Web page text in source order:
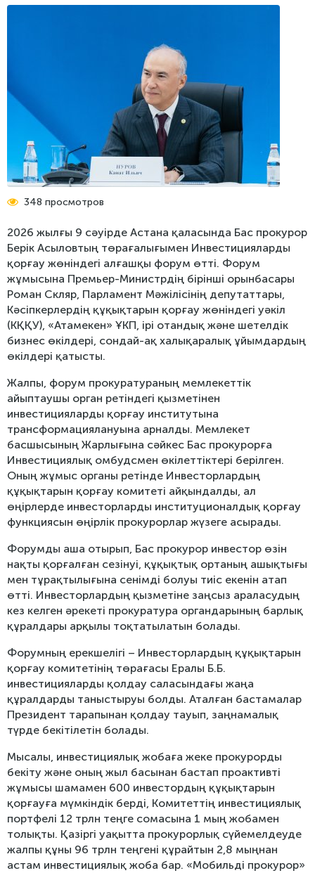
Түйткілдер тізілімі
Халықаралық жаңалықтар
Баяндамалар
Инфографика
348 просмотров
2026 жылғы 9 сәуірде Астана қаласында Бас прокурор
Берік Асыловтың төрағалығымен Инвестицияларды
қорғау жөніндегі алғашқы форум өтті. Форум
жұмысына Премьер-Министрдің бірінші орынбасары
Роман Скляр, Парламент Мәжілісінің депутаттары,
Кәсіпкерлердің құқықтарын қорғау жөніндегі уәкіл
(КҚҚУ), «Атамекен» ҰКП, ірі отандық және шетелдік
бизнес өкілдері, сондай-ақ халықаралық ұйымдардың
өкілдері қатысты.
Жалпы, форум прокуратураның мемлекеттік
айыптаушы орган ретіндегі қызметінен
инвестицияларды қорғау институтына
трансформациялануына арналды. Мемлекет
басшысының Жарлығына сәйкес Бас прокурорға
Инвестициялық омбудсмен өкілеттіктері берілген.
Оның жұмыс органы ретінде Инвесторлардың
құқықтарын қорғау комитеті айқындалды, ал
өңірлерде инвесторларды институционалдық қорғау
функциясын өңірлік прокурорлар жүзеге асырады.
Форумды аша отырып, Бас прокурор инвестор өзін
нақты қорғалған сезінуі, құқықтық ортаның ашықтығы
мен тұрақтылығына сенімді болуы тиіс екенін атап
өтті. Инвесторлардың қызметіне заңсыз араласудың
кез келген әрекеті прокуратура органдарының барлық
құралдары арқылы тоқтатылатын болады.
Форумның ерекшелігі – Инвесторлардың құқықтарын
қорғау комитетінің төрағасы Ералы Б.Б.
инвестицияларды қолдау саласындағы жаңа
құралдарды таныстыруы болды. Аталған бастамалар
Президент тарапынан қолдау тауып, заңнамалық
түрде бекітілетін болады.
Мысалы, инвестициялық жобаға жеке прокурорды
бекіту және оның жыл басынан бастап проактивті
жұмысы шамамен 600 инвестордың құқықтарын
қорғауға мүмкіндік берді, Комитеттің инвестициялық
портфелі 12 трлн теңге сомасына 1 мың жобамен
толықты. Қазіргі уақытта прокурорлық сүйемелдеуде
жалпы құны 96 трлн теңгені құрайтын 2,8 мыңнан
астам инвестициялық жоба бар. «Мобильді прокурор»